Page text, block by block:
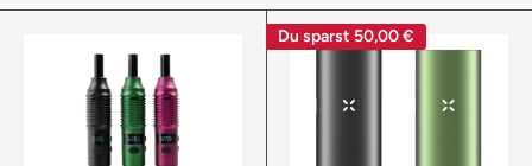
Du sparst 50,00 €